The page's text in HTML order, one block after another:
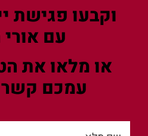
וקבעו פגישת
עם
או מלאו את
עמכם